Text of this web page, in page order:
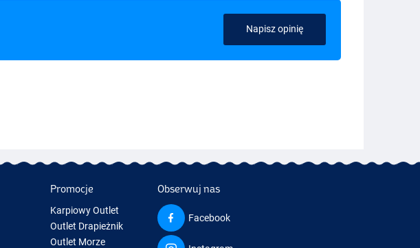
Napisz opinię
Promocje
Karpiowy Outlet
Outlet Drapieżnik
Outlet Morze
Obserwuj nas
Facebook